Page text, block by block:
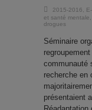
2015-2016
et santé mentale
drogues
Séminaire
communauté
recherche en
présentaient